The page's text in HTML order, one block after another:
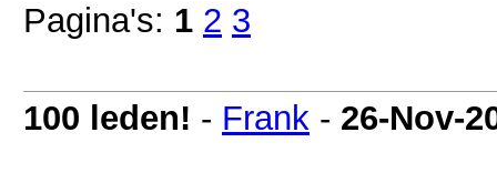
Pagina's: 1 2 3
100 leden! - Frank - 26-Nov-